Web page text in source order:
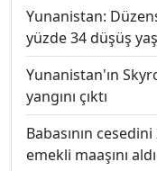
Yunanistan:
yüzde 34 düşüş
Yunanistan'ın
yangını çıktı
Babasının
emekli maaşını aldı